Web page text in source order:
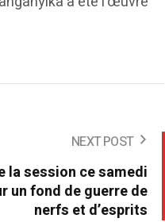
NEXT POST
la session ce samedi
un fond de guerre de
nerfs et d’esprits